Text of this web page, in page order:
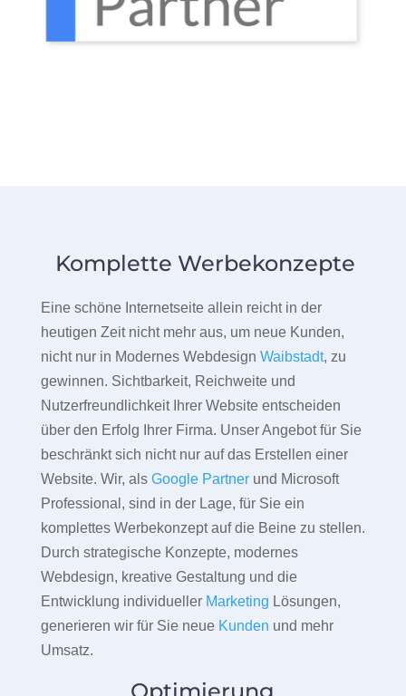
Komplette Werbekonzepte
Eine schöne Internetseite allein reicht in der
heutigen Zeit nicht mehr aus, um neue Kunden,
nicht nur in Modernes Webdesign Waibstadt, zu
gewinnen. Sichtbarkeit, Reichweite und
Nutzerfreundlichkeit Ihrer Website entscheiden
über den Erfolg Ihrer Firma. Unser Angebot für Sie
beschränkt sich nicht nur auf das Erstellen einer
Website. Wir, als Google Partnerund Microsoft
Professional, sind in der Lage, für Sie ein
komplettes Werbekonzept auf die Beine zu stellen.
Durch strategische Konzepte, modernes
Webdesign, kreative Gestaltung und die
Entwicklung individueller Marketing Lösungen,
generieren wir für Sie neue Kunden und mehr
Umsatz.